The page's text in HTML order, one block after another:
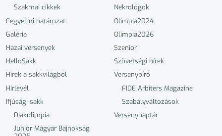
Szakmai cikkek
Fegyelmi határozat
Galéria
Hazai versenyek
HelloSakk
Hírek a sakkvilágból
Hírlevél
Ifjúsági sakk
Diákolimpia
Junior Magyar Bajnokság
Nekrológok
Olimpia2024
Olimpia2026
Szenior
Szövetségi hírek
Versenybíró
FIDE Arbiters Magazine
Szabályváltozások
Versenynaptár